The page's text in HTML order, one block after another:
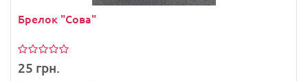
Брелок "Сова"
25 грн.